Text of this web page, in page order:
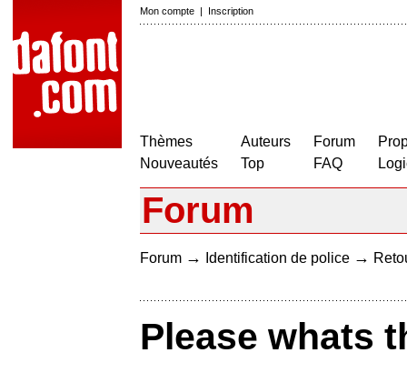
Mon compte | Inscription
Thèmes
Nouveautés
Auteurs
Top
Forum
FAQ
Forum
Forum → Identification de police →
Please whats